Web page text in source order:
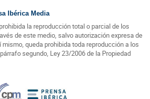
Ibérica Media
la reproducción total o parcial de los
de este medio, salvo autorización expresa de
queda prohibida toda reproducción a los
segundo, Ley 23/2006 de la Propiedad